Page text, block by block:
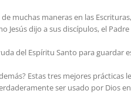
muchas maneras en las
Jesús dijo a sus discípulos, el
del Espíritu Santo para guardar
Estas tres mejores
ser usado por Dios